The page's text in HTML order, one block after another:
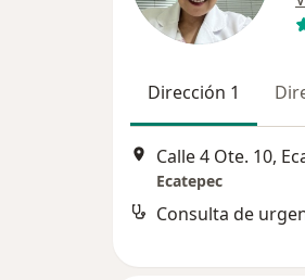
Dirección 1
Calle 4 Ote. 10,
Ecatepec
Consulta de